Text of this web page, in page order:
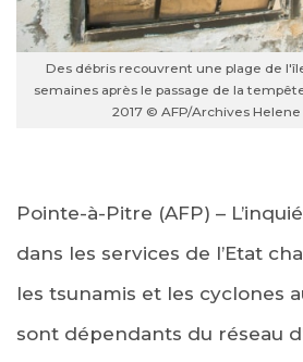
Des débris recouvrent une plage de
semaines après le passage de la
2017 © AFP/Archives
Pointe-à-Pitre (AFP) –
dans les services de l’Etat
les tsunamis et les cyclones
sont dépendants du réseau